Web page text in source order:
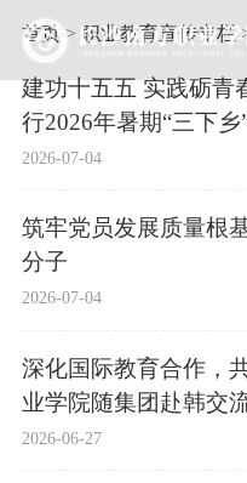
首页 > 职业教育宣传专栏
建功十五五 实践砺青
行2026年暑期“三下
2026-07-04
筑牢党员发展质量根基 我校全链条培养入党积
分子
2026-07-04
深化国际教育合作，
业学院随集团赴韩交
2026-06-27